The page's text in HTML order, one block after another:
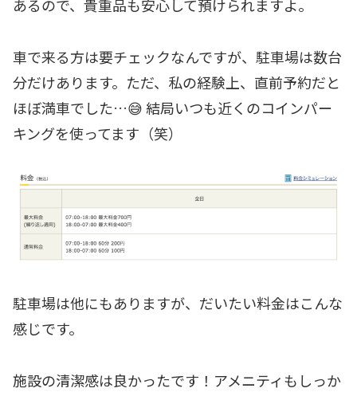
あるので、貴重品も安心して預けられますよ。
車で来る方は要チェックなんですが、駐車場は数台
分だけあります。ただ、私の経験上、直前予約だと
ほぼ満車でした…😅 結局いつも近くのコインパー
キングを使ってます（笑）
駐車場は他にもありますが、だいたい料金はこんな
感じです。
施設の清潔感は良かったです！アメニティもしっか